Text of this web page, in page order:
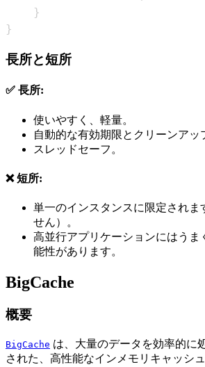
}
}
長所と短所
✅ 長所:
使いやすく、軽量。
自動的な有効期限とクリーンアッ
スレッドセーフ。
❌ 短所:
単一のインスタンスに限定されま
せん）。
高並行アプリケーションにはうま
能性があります。
BigCache
概要
BigCache は、大量のデータを効率的に
された、高性能なインメモリキャッシ